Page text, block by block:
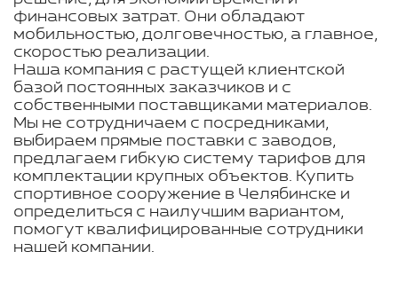
финансовых затрат. Они обладают
мобильностью, долговечностью, а главное,
скоростью реализации.
Наша компания с растущей клиентской
базой постоянных заказчиков и с
собственными поставщиками материалов.
Мы не сотрудничаем с посредниками,
выбираем прямые поставки с заводов,
предлагаем гибкую систему тарифов для
комплектации крупных объектов. Купить
спортивное сооружение в Челябинске и
определиться с наилучшим вариантом,
помогут квалифицированные сотрудники
нашей компании.